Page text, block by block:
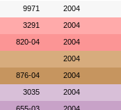
9971 2004
3291 2004
820-04 2004
2004
876-04 2004
3035 2004